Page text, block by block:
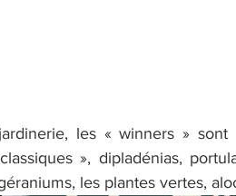
les « winners »
», dipladénias,
les plantes vertes,